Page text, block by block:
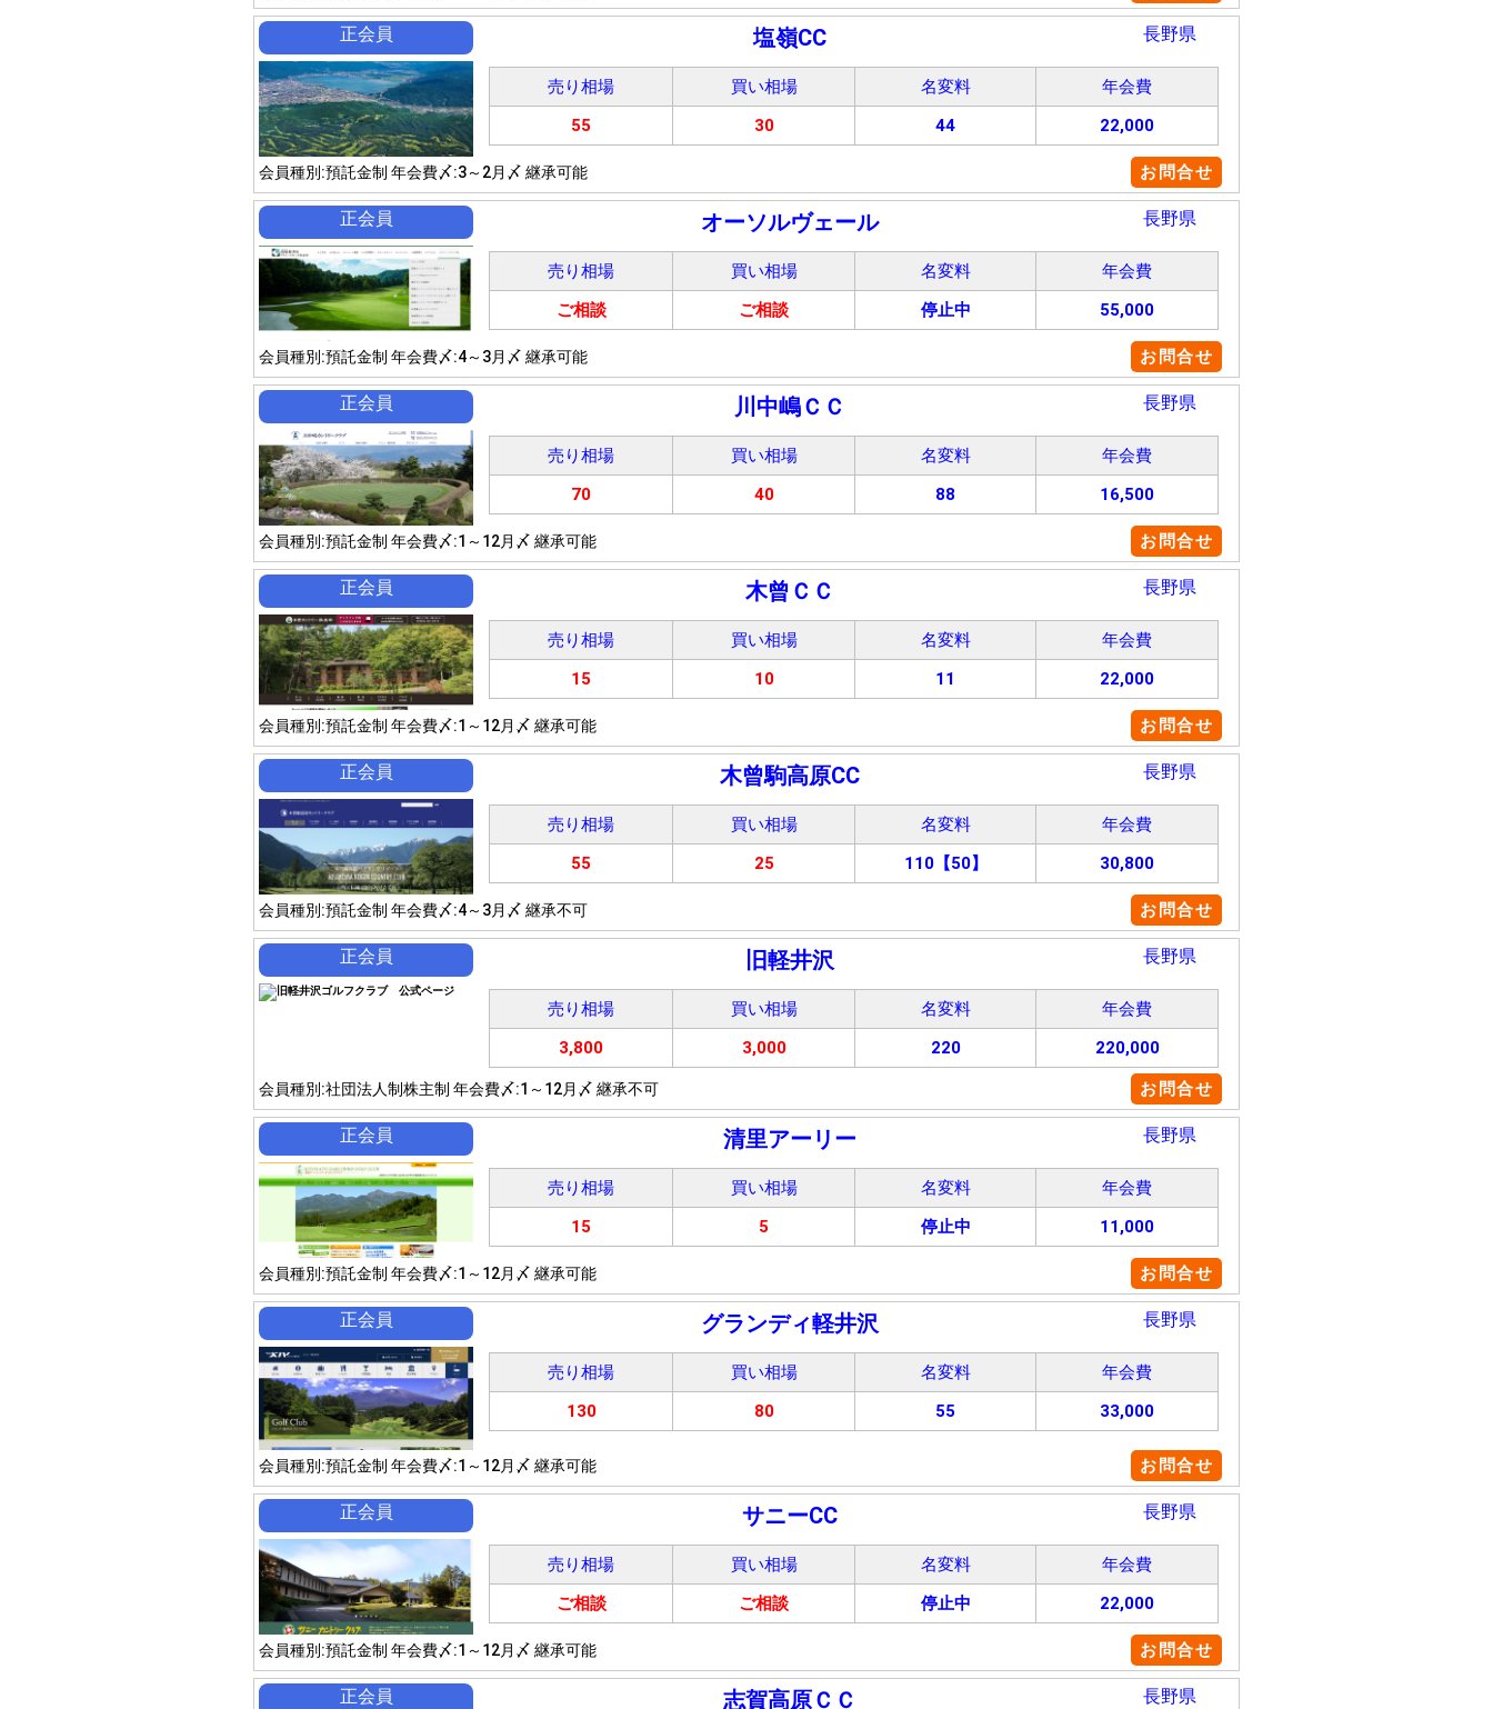
正会員 塩嶺CC 長野県
売り相場 買い相場 名変料
年会費
55
30 44 22,000
会員種別:預託金制 年会費〆:3～2月〆 継承可能 お問合せ
正会員 オーソルヴェール 長野県
売り相場 買い相場 名変料
年会費
ご相談
ご相談 停止中 55,000
会員種別:預託金制 年会費〆:4～3月〆 継承可能 お問合せ
正会員 川中嶋ＣＣ 長野県
売り相場 買い相場 名変料
年会費
70
40 88 16,500
会員種別:預託金制 年会費〆:1～12月〆 継承可能 お問合せ
正会員 木曾ＣＣ 長野県
売り相場 買い相場 名変料
年会費
15
10 11 22,000
会員種別:預託金制 年会費〆:1～12月〆 継承可能 お問合せ
正会員 木曾駒高原CC 長野県
売り相場 買い相場 名変料
年会費
55
25 110【50】 30,800
会員種別:預託金制 年会費〆:4～3月〆 継承不可 お問合せ
正会員 旧軽井沢 長野県
売り相場 買い相場 名変料
年会費
3,800
3,000 220 220,000
会員種別:社団法人制株主制 年会費〆:1～12月〆 継承不可 お問合せ
正会員 清里アーリー 長野県
売り相場 買い相場 名変料
年会費
15
5 停止中 11,000
会員種別:預託金制 年会費〆:1～12月〆 継承可能 お問合せ
正会員 グランディ軽井沢 長野県
売り相場 買い相場 名変料
年会費
130
80 55 33,000
会員種別:預託金制 年会費〆:1～12月〆 継承可能 お問合せ
正会員 サニーCC 長野県
売り相場 買い相場 名変料
年会費
ご相談
ご相談 停止中 22,000
会員種別:預託金制 年会費〆:1～12月〆 継承可能 お問合せ
正会員 志賀高原ＣＣ 長野県